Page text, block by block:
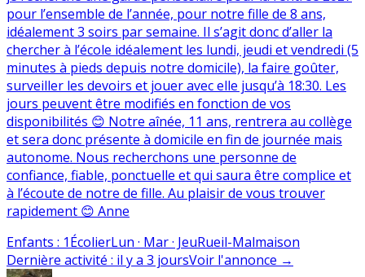
pour l’ensemble de l’année, pour notre fille de 8 ans,
idéalement 3 soirs par semaine. Il s’agit donc d’aller la
chercher à l’école idéalement les lundi, jeudi et vendredi (5
minutes à pieds depuis notre domicile), la faire goûter,
surveiller les devoirs et jouer avec elle jusqu’à 18:30. Les
jours peuvent être modifiés en fonction de vos
disponibilités 😊 Notre aînée, 11 ans, rentrera au collège
et sera donc présente à domicile en fin de journée mais
autonome. Nous recherchons une personne de
confiance, fiable, ponctuelle et qui saura être complice et
à l’écoute de notre de fille. Au plaisir de vous trouver
rapidement 😊 Anne
Enfants : 1ÉcolierLun · Mar · JeuRueil-Malmaison
Dernière activité : il y a 3 joursVoir l'annonce →